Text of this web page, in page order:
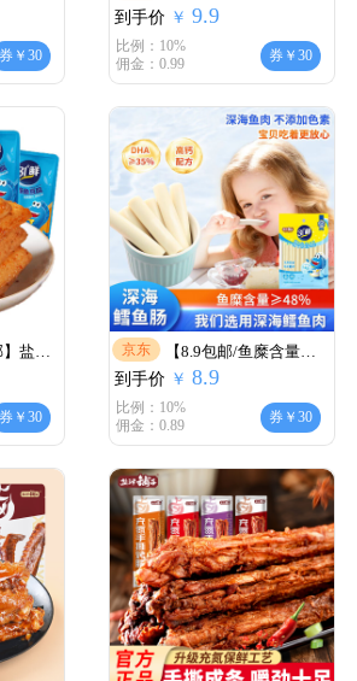
酱味
券￥30
铺子大魔王素毛肚
到手价 ￥ 9.9
比例：10%
佣金：0.99
券￥30
】盐津
券￥30
京东
【8.9包邮/鱼糜含量
≥48%】盐津铺子深海鳕
鱼肠 -
到手价 ￥ 8.9
比例：10%
佣金：0.89
券￥30